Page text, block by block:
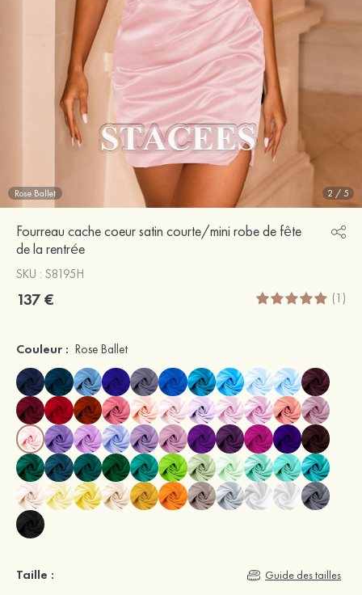
Rose Ballet 2 /5
Fourreau cache coeur satin courte/mini robe de fête
de la rentrée
SKU : S8195H
137 € (1)
Couleur : Rose Ballet
Taille : Guide des tailles